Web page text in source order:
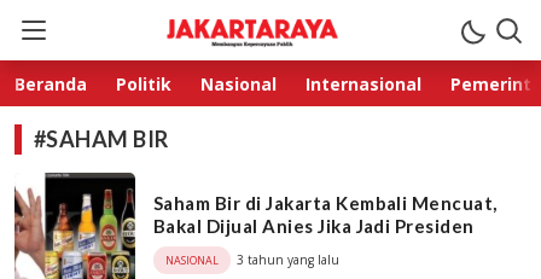
Jakarta Raya
Membangun Kepercayaan Publik
Beranda Politik Nasional Internasional
#SAHAM BIR
Saham Bir di Jakarta Kembali Mencuat,
Bakal Dijual Anies Jika Jadi Presiden
NASIONAL 3 tahun yang lalu